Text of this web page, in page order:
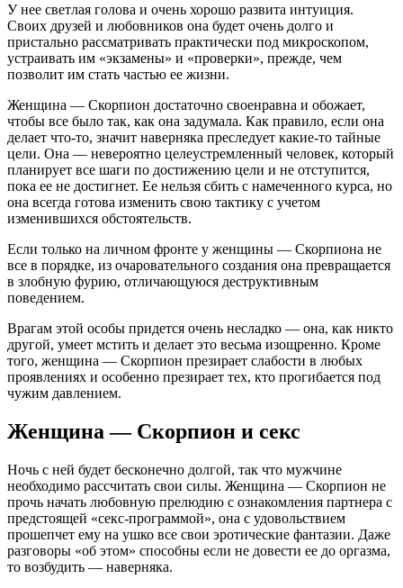
У нее светлая голова и очень хорошо развита интуиция.
Своих друзей и любовников она будет очень долго и
пристально рассматривать практически под микроскопом,
устраивать им «экзамены» и «проверки», прежде, чем
позволит им стать частью ее жизни.
Женщина — Скорпион достаточно своенравна и обожает,
чтобы все было так, как она задумала. Как правило, если она
делает что-то, значит наверняка преследует какие-то тайные
цели. Она — невероятно целеустремленный человек, который
планирует все шаги по достижению цели и не отступится,
пока ее не достигнет. Ее нельзя сбить с намеченного курса, но
она всегда готова изменить свою тактику с учетом
изменившихся обстоятельств.
Если только на личном фронте у женщины — Скорпиона не
все в порядке, из очаровательного создания она превращается
в злобную фурию, отличающуюся деструктивным
поведением.
Врагам этой особы придется очень несладко — она, как никто
другой, умеет мстить и делает это весьма изощренно. Кроме
того, женщина — Скорпион презирает слабости в любых
проявлениях и особенно презирает тех, кто прогибается под
чужим давлением.
Женщина — Скорпион и секс
Ночь с ней будет бесконечно долгой, так что мужчине
необходимо рассчитать свои силы. Женщина — Скорпион не
прочь начать любовную прелюдию с ознакомления партнера с
предстоящей «секс-программой», она с удовольствием
прошепчет ему на ушко все свои эротические фантазии. Даже
разговоры «об этом» способны если не довести ее до оргазма,
то возбудить — наверняка.